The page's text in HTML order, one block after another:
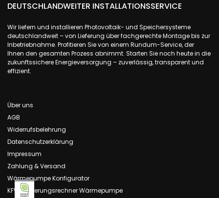
DEUTSCHLANDWEITER INSTALLATIONSSERVICE
Wir liefern und installieren Photovoltaik- und Speichersysteme
deutschlandweit – von Lieferung über fachgerechte Montage bis zur
Inbetriebnahme. Profitieren Sie von einem Rundum-Service, der
Ihnen den gesamten Prozess abnimmt. Starten Sie noch heute in die
zukunftssichere Energieversorgung – zuverlässig, transparent und
effizient.
Über uns
AGB
Widerrufsbelehrung
Datenschutzerklärung
Impressum
Zahlung & Versand
Wärmepumpe Konfigurator
KFW Förderungsrechner Wärmepumpe